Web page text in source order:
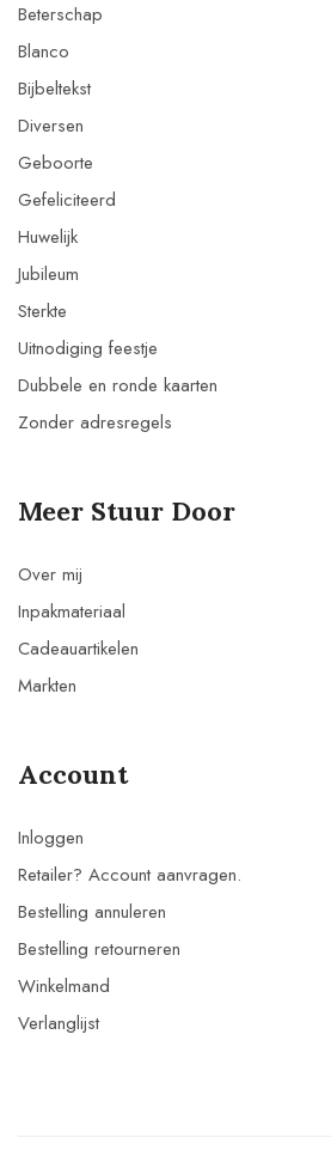
Beterschap
Blanco
Bijbeltekst
Diversen
Geboorte
Gefeliciteerd
Huwelijk
Jubileum
Sterkte
Uitnodiging feestje
Dubbele en ronde kaarten
Zonder adresregels
Meer Stuur Door
Over mij
Inpakmateriaal
Cadeauartikelen
Markten
Account
Inloggen
Retailer? Account aanvragen.
Bestelling annuleren
Bestelling retourneren
Winkelmand
Verlanglijst